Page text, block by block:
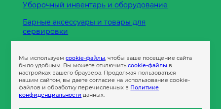
Уборочный инвентарь и оборудование
Барные аксессуары и товары для
сервировки
Пленка
Пакеты и сумки
Мы используемcookie-файлы, чтобы ваше посещение сайта
было удобным. Вы можете отключитьcookie-файлы в
настройках вашего браузера. Продолжая пользоваться
нашим сайтом, вы даете согласие на использование cookie-
файлов и обработку перечисленных в Политике
конфиденциальности данных.